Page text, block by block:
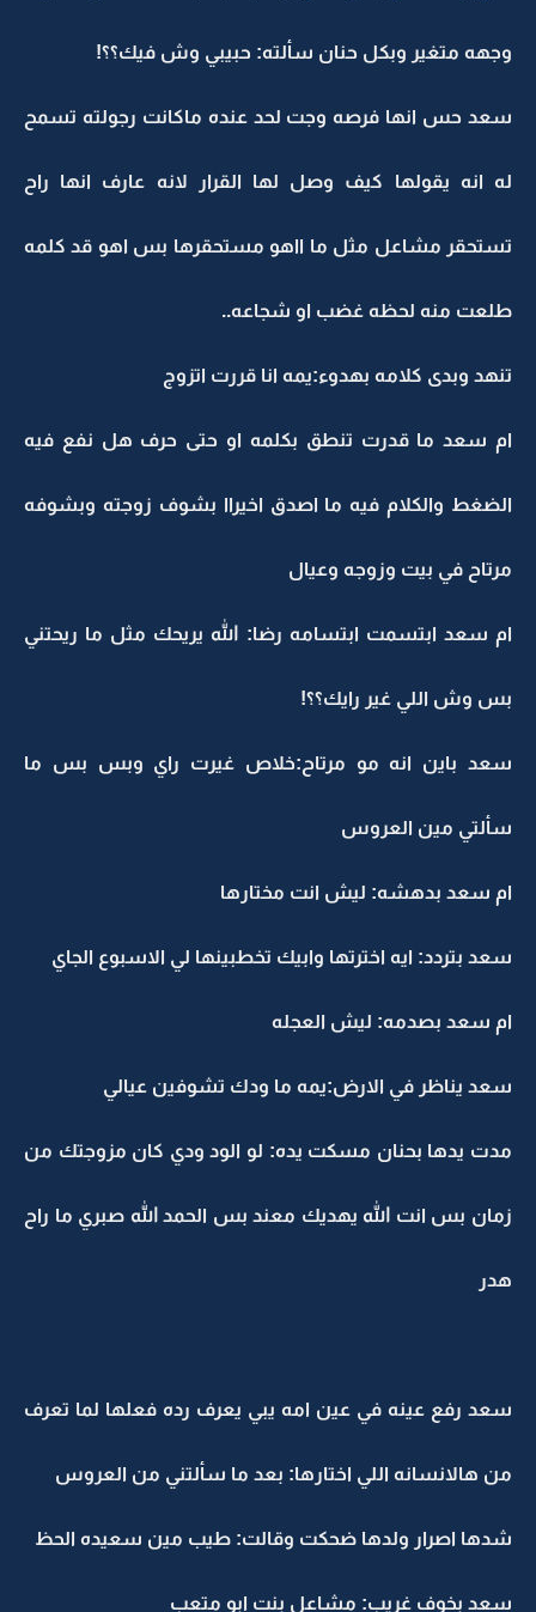
وجهه متغير وبكل حنان سألته: حبيبي وش فيك؟؟!
سعد حس انها فرصه وجت لحد عنده ماكانت رجولته تسمح
له انه يقولها كيف وصل لها القرار لانه عارف انها راح
تستحقر مشاعل مثل ما ااهو مستحقرها بس اهو قد كلمه
طلعت منه لحظه غضب او شجاعه..
تنهد وبدى كلامه بهدوء:يمه انا قررت اتزوج
ام سعد ما قدرت تنطق بكلمه او حتى حرف هل نفع فيه
الضغط والكلام فيه ما اصدق اخيراا بشوف زوجته وبشوفه
مرتاح في بيت وزوجه وعيال
ام سعد ابتسمت ابتسامه رضا: الله يريحك مثل ما ريحتني
بس وش اللي غير رايك؟؟!
سعد باين انه مو مرتاح:خلاص غيرت راي وبس بس ما
سألتي مين العروس
ام سعد بدهشه: ليش انت مختارها
سعد بتردد: ايه اخترتها وابيك تخطبينها لي الاسبوع الجاي
ام سعد بصدمه: ليش العجله
سعد يناظر في الارض:يمه ما ودك تشوفين عيالي
مدت يدها بحنان مسكت يده: لو الود ودي كان مزوجتك من
زمان بس انت الله يهديك معند بس الحمد الله صبري ما راح
هدر
سعد رفع عينه في عين امه يبي يعرف رده فعلها لما تعرف
من هالانسانه اللي اختارها: بعد ما سألتني من العروس
شدها اصرار ولدها ضحكت وقالت: طيب مين سعيده الحظ
سعد بخوف غريب: مشاعل بنت ابو متعب